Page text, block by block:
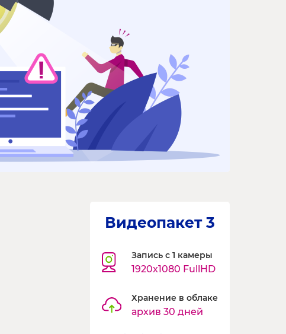
Видеопакет 3
Запись с 1 камеры
1920x1080 FullHD
Хранение в облаке
архив 30 дней